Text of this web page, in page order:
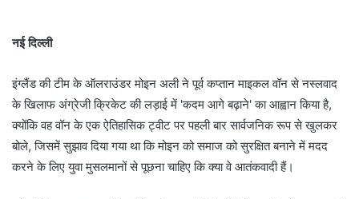
नई दिल्ली
इंग्लैंड की टीम के ऑलराउंडर मोइन अली ने पूर्व कप्तान माइकल वॉन से नस्लवाद
के खिलाफ अंग्रेजी क्रिकेट की लड़ाई में 'कदम आगे बढ़ाने' का आह्वान किया है,
क्योंकि वह वॉन के एक ऐतिहासिक ट्वीट पर पहली बार सार्वजनिक रूप से खुलकर
बोले, जिसमें सुझाव दिया गया था कि मोइन को समाज को सुरक्षित बनाने में मदद
करने के लिए युवा मुसलमानों से पूछना चाहिए कि क्या वे आतंकवादी हैं।